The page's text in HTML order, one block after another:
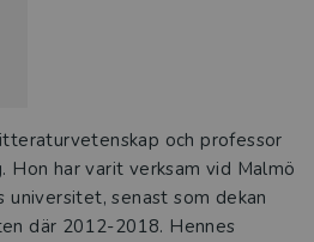
och professor
har varit verksam vid Malmö
universitet, senast som dekan
där 2012-2018. Hennes